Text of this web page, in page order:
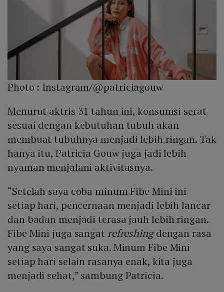
Photo : Instagram/@patriciagouw
Menurut aktris 31 tahun ini, konsumsi serat
sesuai dengan kebutuhan tubuh akan
membuat tubuhnya menjadi lebih ringan. Tak
hanya itu, Patricia Gouw juga jadi lebih
nyaman menjalani aktivitasnya.
“Setelah saya coba minum Fibe Mini ini
setiap hari, pencernaan menjadi lebih lancar
dan badan menjadi terasa jauh lebih ringan.
Fibe Mini juga sangat refreshingdengan rasa
yang saya sangat suka. Minum Fibe Mini
setiap hari selain rasanya enak, kita juga
menjadi sehat,” sambung Patricia.